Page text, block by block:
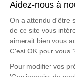
Liens utiles
Publier un avis de
Signaler un abus/